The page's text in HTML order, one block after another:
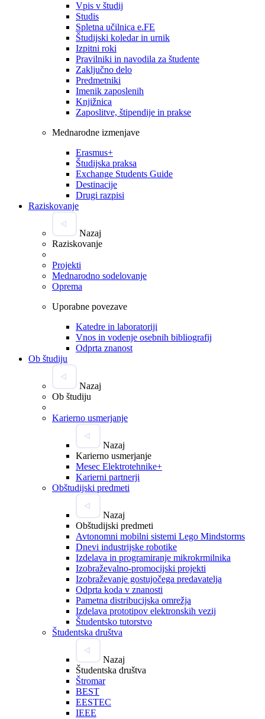
Vpis v študij
Studis
Spletna učilnica e.FE
Študijski koledar in urnik
Izpitni roki
Pravilniki in navodila za študente
Zaključno delo
Predmetniki
Imenik zaposlenih
Knjižnica
Zaposlitve, štipendije in prakse
Mednarodne izmenjave
Erasmus+
Študijska praksa
Exchange Students Guide
Destinacije
Drugi razpisi
Raziskovanje
Nazaj
Raziskovanje
Projekti
Mednarodno sodelovanje
Oprema
Uporabne povezave
Katedre in laboratoriji
Vnos in vodenje osebnih bibliografij
Odprta znanost
Ob študiju
Nazaj
Ob študiju
Karierno usmerjanje
Nazaj
Karierno usmerjanje
Mesec Elektrotehnike+
Karierni partnerji
Obštudijski predmeti
Nazaj
Obštudijski predmeti
Avtonomni mobilni sistemi Lego Mindstorms
Dnevi industrijske robotike
Izdelava in programiranje mikrokrmilnika
Izobraževalno-promocijski projekti
Izobraževanje gostujočega predavatelja
Odprta koda v znanosti
Pametna distribucijska omrežja
Izdelava prototipov elektronskih vezij
Študentsko tutorstvo
Študentska društva
Nazaj
Študentska društva
Štromar
BEST
EESTEC
IEEE